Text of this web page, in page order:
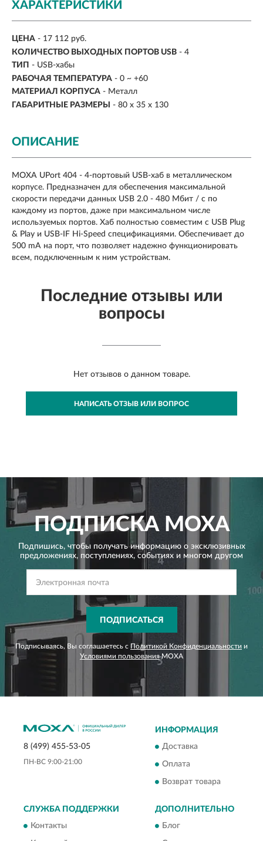
ХАРАКТЕРИСТИКИ
ЦЕНА - 17 112 руб.
КОЛИЧЕСТВО ВЫХОДНЫХ ПОРТОВ USB - 4
ТИП - USB-хабы
РАБОЧАЯ ТЕМПЕРАТУРА - 0 ~ +60
МАТЕРИАЛ КОРПУСА - Металл
ГАБАРИТНЫЕ РАЗМЕРЫ
- 80 х 35 х 130
ОПИСАНИЕ
MOXA UPort 404 - 4-портовый USB-хаб в металлическом
корпусе. Предназначен для обеспечения максимальной
скорости передачи данных USB 2.0 - 480 Мбит / с по
каждому из портов, даже при максимальном числе
используемых портов. Хаб полностью совместим с USB Plug
& Play и USB-IF Hi-Speed спецификациями. Обеспечивает до
500 mA на порт, что позволяет надежно функционировать
всем, подключенным к ним устройствам.
Последние отзывы или
вопросы
Нет отзывов о данном товаре.
НАПИСАТЬ ОТЗЫВ ИЛИ ВОПРОС
ПОДПИСКАMOXA
Подпишись, чтобы получать информацию о эксклюзивных
предложениях, поступлениях, событиях и многом другом
ПОДПИСАТЬСЯ
Подписываясь, Вы соглашаетесь с Политикой Конфиденциальности и
Условиями пользованияMOXA
8 (499) 455-53-05
ПН-ВС 9:00-21:00
ИНФОРМАЦИЯ
Доставка
Оплата
Возврат товара
СЛУЖБА ПОДДЕРЖКИ
Контакты
ДОПОЛНИТЕЛЬНО
Блог